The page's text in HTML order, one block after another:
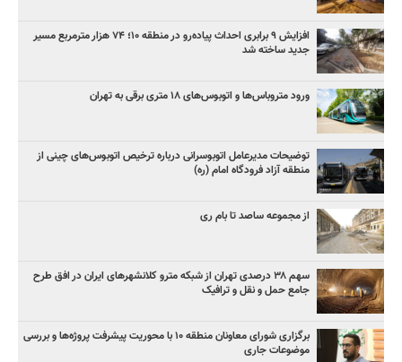
افزایش ۹ برابری احداث پیاده‌رو در منطقه ۱۰؛ ۷۴ هزار مترمربع مسیر
جدید ساخته شد
ورود متروباس‌ها و اتوبوس‌های ۱۸ متری برقی به تهران
توضیحات مدیرعامل اتوبوسرانی درباره ترخیص اتوبوس‌های چینی از
منطقه آزاد فرودگاه امام (ره)
از مجموعه ساصد تا بام ری
سهم ۳۸ درصدی تهران از شبکه مترو کلانشهرهای ایران در افق طرح
جامع حمل و نقل و ترافیک
برگزاری شورای معاونان منطقه ۱۰ با محوریت پیشرفت پروژه‌ها و بررسی
موضوعات جاری